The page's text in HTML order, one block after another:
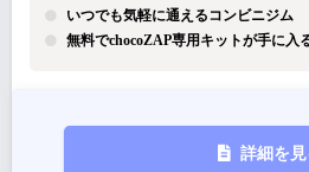
いつでも気軽に通えるコンビニジム
無料でchocoZAP専用キットが手に入
詳細を見